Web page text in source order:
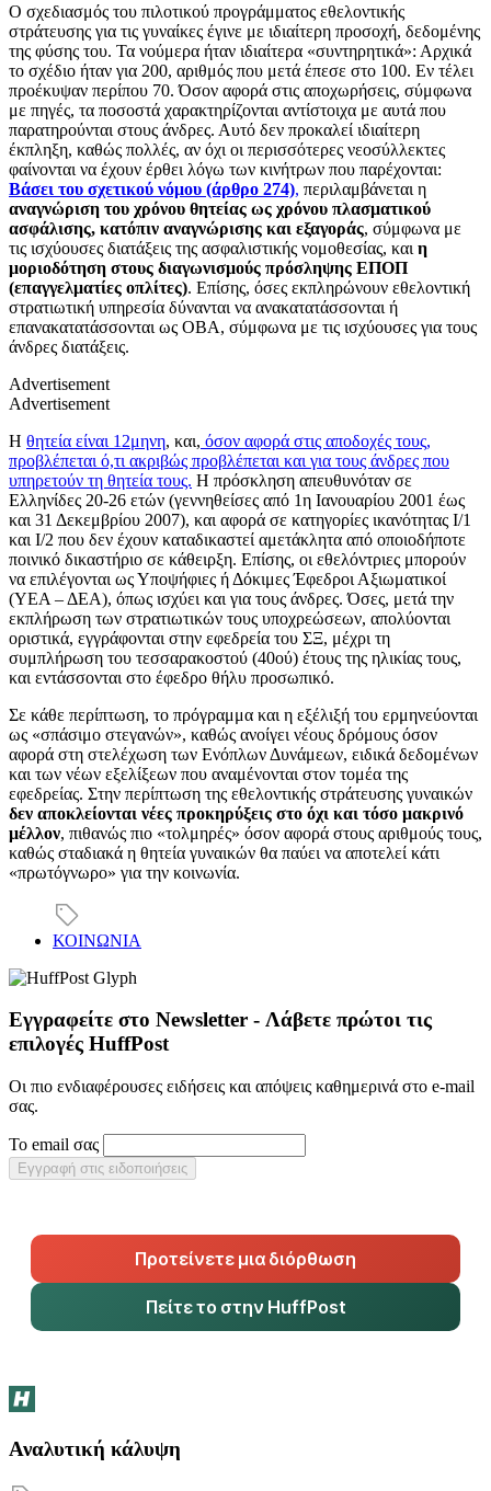
Ο σχεδιασμός του πιλοτικού προγράμματος εθελοντικής
στράτευσης για τις γυναίκες έγινε με ιδιαίτερη προσοχή, δεδομένης
της φύσης του. Τα νούμερα ήταν ιδιαίτερα «συντηρητικά»: Αρχικά
το σχέδιο ήταν για 200, αριθμός που μετά έπεσε στο 100. Εν τέλει
προέκυψαν περίπου 70. Όσον αφορά στις αποχωρήσεις, σύμφωνα
με πηγές, τα ποσοστά χαρακτηρίζονται αντίστοιχα με αυτά που
παρατηρούνται στους άνδρες. Αυτό δεν προκαλεί ιδιαίτερη
έκπληξη, καθώς πολλές, αν όχι οι περισσότερες νεοσύλλεκτες
φαίνονται να έχουν έρθει λόγω των κινήτρων που παρέχονται:
Βάσει του σχετικού νόμου (άρθρο 274), περιλαμβάνεται η
αναγνώριση του χρόνου θητείας ως χρόνου πλασματικού
ασφάλισης, κατόπιν αναγνώρισης και εξαγοράς, σύμφωνα με
τις ισχύουσες διατάξεις της ασφαλιστικής νομοθεσίας, και η
μοριοδότηση στους διαγωνισμούς πρόσληψης ΕΠΟΠ
(επαγγελματίες οπλίτες). Επίσης, όσες εκπληρώνουν εθελοντική
στρατιωτική υπηρεσία δύνανται να ανακατατάσσονται ή
επανακατατάσσονται ως ΟΒΑ, σύμφωνα με τις ισχύουσες για τους
άνδρες διατάξεις.
Advertisement
Advertisement
Η θητεία είναι 12μηνη, και, όσον αφορά στις αποδοχές τους,
προβλέπεται ό,τι ακριβώς προβλέπεται και για τους άνδρες που
υπηρετούν τη θητεία τους. Η πρόσκληση απευθυνόταν σε
Ελληνίδες 20-26 ετών (γεννηθείσες από 1η Ιανουαρίου 2001 έως
και 31 Δεκεμβρίου 2007), και αφορά σε κατηγορίες ικανότητας Ι/1
και Ι/2 που δεν έχουν καταδικαστεί αμετάκλητα από οποιοδήποτε
ποινικό δικαστήριο σε κάθειρξη. Επίσης, οι εθελόντριες μπορούν
να επιλέγονται ως Υποψήφιες ή Δόκιμες Έφεδροι Αξιωματικοί
(ΥΕΑ – ΔΕΑ), όπως ισχύει και για τους άνδρες. Όσες, μετά την
εκπλήρωση των στρατιωτικών τους υποχρεώσεων, απολύονται
οριστικά, εγγράφονται στην εφεδρεία του ΣΞ, μέχρι τη
συμπλήρωση του τεσσαρακοστού (40ού) έτους της ηλικίας τους,
και εντάσσονται στο έφεδρο θήλυ προσωπικό.
Σε κάθε περίπτωση, το πρόγραμμα και η εξέλιξή του ερμηνεύονται
ως «σπάσιμο στεγανών», καθώς ανοίγει νέους δρόμους όσον
αφορά στη στελέχωση των Ενόπλων Δυνάμεων, ειδικά δεδομένων
και των νέων εξελίξεων που αναμένονται στον τομέα της
εφεδρείας. Στην περίπτωση της εθελοντικής στράτευσης γυναικών
δεν αποκλείονται νέες προκηρύξεις στο όχι και τόσο μακρινό
μέλλον, πιθανώς πιο «τολμηρές» όσον αφορά στους αριθμούς τους,
καθώς σταδιακά η θητεία γυναικών θα παύει να αποτελεί κάτι
«πρωτόγνωρο» για την κοινωνία.
ΚΟΙΝΩΝΙΑ
Εγγραφείτε στο Newsletter - Λάβετε πρώτοι τις
επιλογές HuffPost
Οι πιο ενδιαφέρουσες ειδήσεις και απόψεις καθημερινά στο e-mail
σας.
Το email σας
Εγγραφή στις ειδοποιήσεις
Προτείνετε μια διόρθωση
Πείτε το στην HuffPost
Αναλυτική κάλυψη